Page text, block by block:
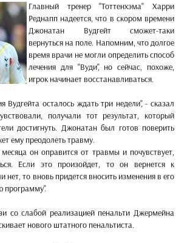
Главный тренер "Тоттенхэма" Харри
Реднапп надеется, что в скором времени
Джонатан Вудгейт сможет-таки
вернуться на поле. Напомним, что долгое
время врачи не могли определить способ
лечения для "Вуди", но сейчас, похоже,
игрок начинает восстанавливаться.
Вудгейта осталось ждать три недели", - сказал
получали тот результат, который
достигнуть. Джонатан был готов поверить
ему преодолеть травму.
он оправится от травмы и почувствует,
Если это произойдет, то он вернется к
нет, то вновь придется вносить изменения в его
программу".
со слабой реализацией пенальти Джермейна
нового штатного пенальтиста.